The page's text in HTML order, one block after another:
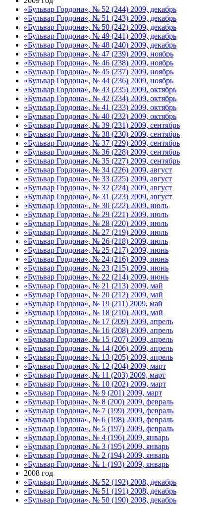
«Бульвар Гордона», № 52 (244) 2009, декабрь
«Бульвар Гордона», № 51 (243) 2009, декабрь
«Бульвар Гордона», № 50 (242) 2009, декабрь
«Бульвар Гордона», № 49 (241) 2009, декабрь
«Бульвар Гордона», № 48 (240) 2009, декабрь
«Бульвар Гордона», № 47 (239) 2009, ноябрь
«Бульвар Гордона», № 46 (238) 2009, ноябрь
«Бульвар Гордона», № 45 (237) 2009, ноябрь
«Бульвар Гордона», № 44 (236) 2009, ноябрь
«Бульвар Гордона», № 43 (235) 2009, октябрь
«Бульвар Гордона», № 42 (234) 2009, октябрь
«Бульвар Гордона», № 41 (233) 2009, октябрь
«Бульвар Гордона», № 40 (232) 2009, октябрь
«Бульвар Гордона», № 39 (231) 2009, сентябрь
«Бульвар Гордона», № 38 (230) 2009, сентябрь
«Бульвар Гордона», № 37 (229) 2009, сентябрь
«Бульвар Гордона», № 36 (228) 2009, сентябрь
«Бульвар Гордона», № 35 (227) 2009, сентябрь
«Бульвар Гордона», № 34 (226) 2009, август
«Бульвар Гордона», № 33 (225) 2009, август
«Бульвар Гордона», № 32 (224) 2009, август
«Бульвар Гордона», № 31 (223) 2009, август
«Бульвар Гордона», № 30 (222) 2009, июль
«Бульвар Гордона», № 29 (221) 2009, июль
«Бульвар Гордона», № 28 (220) 2009, июль
«Бульвар Гордона», № 27 (219) 2009, июль
«Бульвар Гордона», № 26 (218) 2009, июль
«Бульвар Гордона», № 25 (217) 2009, июнь
«Бульвар Гордона», № 24 (216) 2009, июнь
«Бульвар Гордона», № 23 (215) 2009, июнь
«Бульвар Гордона», № 22 (214) 2009, июнь
«Бульвар Гордона», № 21 (213) 2009, май
«Бульвар Гордона», № 20 (212) 2009, май
«Бульвар Гордона», № 19 (211) 2009, май
«Бульвар Гордона», № 18 (210) 2009, май
«Бульвар Гордона», № 17 (209) 2009, апрель
«Бульвар Гордона», № 16 (208) 2009, апрель
«Бульвар Гордона», № 15 (207) 2009, апрель
«Бульвар Гордона», № 14 (206) 2009, апрель
«Бульвар Гордона», № 13 (205) 2009, апрель
«Бульвар Гордона», № 12 (204) 2009, март
«Бульвар Гордона», № 11 (203) 2009, март
«Бульвар Гордона», № 10 (202) 2009, март
«Бульвар Гордона», № 9 (201) 2009, март
«Бульвар Гордона», № 8 (200) 2009, февраль
«Бульвар Гордона», № 7 (199) 2009, февраль
«Бульвар Гордона», № 6 (198) 2009, февраль
«Бульвар Гордона», № 5 (197) 2009, февраль
«Бульвар Гордона», № 4 (196) 2009, январь
«Бульвар Гордона», № 3 (195) 2009, январь
«Бульвар Гордона», № 2 (194) 2009, январь
«Бульвар Гордона», № 1 (193) 2009, январь
2008 год
«Бульвар Гордона», № 52 (192) 2008, декабрь
«Бульвар Гордона», № 51 (191) 2008, декабрь
«Бульвар Гордона», № 50 (190) 2008, декабрь